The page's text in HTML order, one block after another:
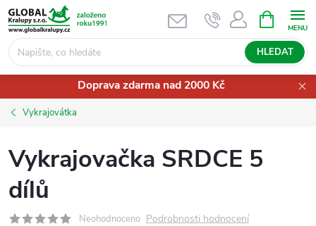
Přejít
na
obsah
HLEDAT
NÁKUPNÍ
KOŠÍK
Doprava zdarma nad 2000 Kč
Vykrajovátka
Vykrajovačka SRDCE 5
dílů
Neohodnoceno Podrobnosti hodnocení